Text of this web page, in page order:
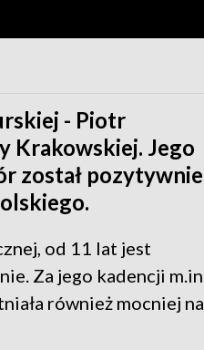
- Piotr
Krakowskiej. Jego
został pozytywnie
od 11 lat jest
Za jego kadencji m.in.
również mocniej na